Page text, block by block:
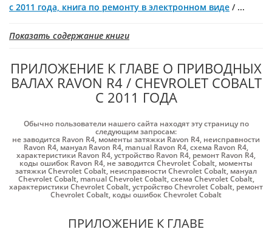
с 2011 года, книга по ремонту в электронном виде / ...
Показать содержание книги
ПРИЛОЖЕНИЕ К ГЛАВЕ О ПРИВОДНЫХ
ВАЛАХ RAVON R4 / CHEVROLET COBALT
С 2011 ГОДА
Обычно пользователи нашего сайта находят эту страницу по
следующим запросам:
не заводится Ravon R4, моменты затяжки Ravon R4, неисправности
Ravon R4, мануал Ravon R4, manual Ravon R4,схема Ravon R4,
характеристики Ravon R4,устройство Ravon R4, ремонт Ravon R4,
коды ошибок Ravon R4, не заводится Chevrolet Cobalt, моменты
затяжки Chevrolet Cobalt, неисправности Chevrolet Cobalt, мануал
Chevrolet Cobalt, manual Chevrolet Cobalt,схема Chevrolet Cobalt,
характеристики Chevrolet Cobalt,устройство Chevrolet Cobalt, ремонт
Chevrolet Cobalt, коды ошибок Chevrolet Cobalt
ПРИЛОЖЕНИЕ К ГЛАВЕ